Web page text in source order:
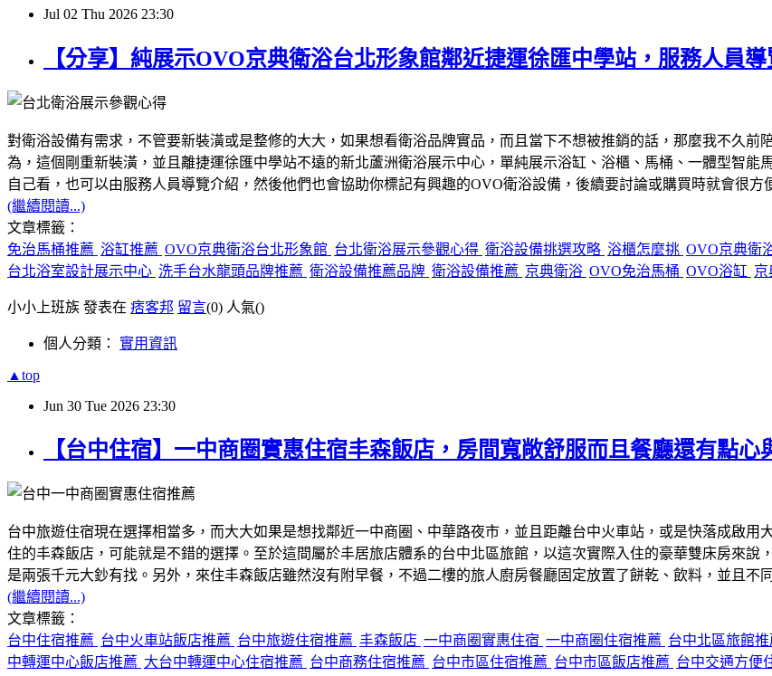
Jul 02 Thu 2026 23:30
【分享】純展示OVO京典衛浴台北形象館鄰近捷運徐匯中學站，服務人員
對衛浴設備有需求，不管要新裝潢或是整修的大大，如果想看衛浴品牌實品，而且當下不想被推銷的話，那麼我不久前
為，這個剛重新裝潢，並且離捷運徐匯中學站不遠的新北蘆洲衛浴展示中心，單純展示浴缸、浴櫃、馬桶、一體型智
自己看，也可以由服務人員導覽介紹，然後他們也會協助你標記有興趣的OVO衛浴設備，後續要討論或購買時就會很方
(繼續閱讀...)
文章標籤：
免治馬桶推薦 浴缸推薦 OVO京典衛浴台北形象館 台北衛浴展示參觀心得 衛浴設備挑選攻略 浴櫃怎麼挑 OVO京典衛
台北浴室設計展示中心 洗手台水龍頭品牌推薦 衛浴設備推薦品牌 衛浴設備推薦 京典衛浴 OVO免治馬桶 OVO浴缸 京
小小上班族 發表在 痞客邦 留言(0) 人氣()
個人分類： 實用資訊
▲top
Jun 30 Tue 2026 23:30
【台中住宿】一中商圈實惠住宿丰森飯店，房間寬敞舒服而且餐廳還有點
台中旅遊住宿現在選擇相當多，而大大如果是想找鄰近一中商圈、中華路夜市，並且距離台中火車站，或是快落成啟
住的丰森飯店，可能就是不錯的選擇。至於這間屬於丰居旅店體系的台中北區旅館，以這次實際入住的豪華雙床房來說
是兩張千元大鈔有找。另外，來住丰森飯店雖然沒有附早餐，不過二樓的旅人廚房餐廳固定放置了餅乾、飲料，並且不
(繼續閱讀...)
文章標籤：
台中住宿推薦 台中火車站飯店推薦 台中旅遊住宿推薦 丰森飯店 一中商圈實惠住宿 一中商圈住宿推薦 台中北區旅館推
中轉運中心飯店推薦 大台中轉運中心住宿推薦 台中商務住宿推薦 台中市區住宿推薦 台中市區飯店推薦 台中交通方便